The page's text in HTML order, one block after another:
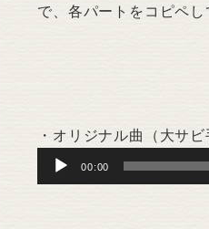
で、各パートをコピペ
・オリジナル曲（大サビ
Audio
Player
00:00